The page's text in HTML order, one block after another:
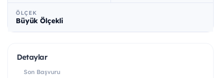
ÖLÇEK
Büyük Ölçekli
Detaylar
Son Başvuru